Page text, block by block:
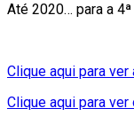
Até 2020… para a
Clique aqui para
Clique aqui para ver